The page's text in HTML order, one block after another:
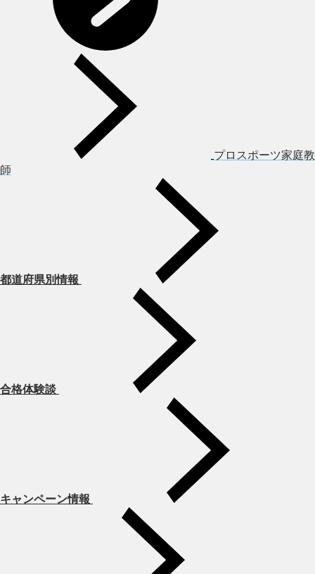
プロスポーツ家庭教
師
都道府県別情報
合格体験談
キャンペーン情報